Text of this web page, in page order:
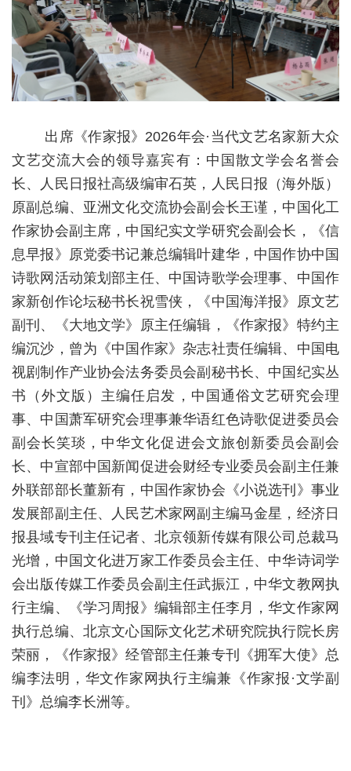
出席《作家报》2026年会·当代文艺名家新大众
文艺交流大会的领导嘉宾有：中国散文学会名誉会
长、人民日报社高级编审石英，人民日报（海外版）
原副总编、亚洲文化交流协会副会长王谨，中国化工
作家协会副主席，中国纪实文学研究会副会长，《信
息早报》原党委书记兼总编辑叶建华，中国作协中国
诗歌网活动策划部主任、中国诗歌学会理事、中国作
家新创作论坛秘书长祝雪侠，《中国海洋报》原文艺
副刊、《大地文学》原主任编辑，《作家报》特约主
编沉沙，曾为《中国作家》杂志社责任编辑、中国电
视剧制作产业协会法务委员会副秘书长、中国纪实丛
书（外文版）主编任启发，中国通俗文艺研究会理
事、中国萧军研究会理事兼华语红色诗歌促进委员会
副会长笑琰，中华文化促进会文旅创新委员会副会
长、中宣部中国新闻促进会财经专业委员会副主任兼
外联部部长董新有，中国作家协会《小说选刊》事业
发展部副主任、人民艺术家网副主编马金星，经济日
报县域专刊主任记者、北京领新传媒有限公司总裁马
光增，中国文化进万家工作委员会主任、中华诗词学
会出版传媒工作委员会副主任武振江，中华文教网执
行主编、《学习周报》编辑部主任李月，华文作家网
执行总编、北京文心国际文化艺术研究院执行院长房
荣丽，《作家报》经管部主任兼专刊《拥军大使》总
编李法明，华文作家网执行主编兼《作家报·文学副
刊》总编李长洲等。